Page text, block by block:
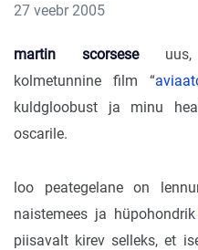
27 veebr 2005
martin scorseseuus,
kolmetunnine film “
kuldgloobust ja minu
oscarile.
loo peategelane on
naistemees ja hüpohondrik
piisavalt kirev selleks, et